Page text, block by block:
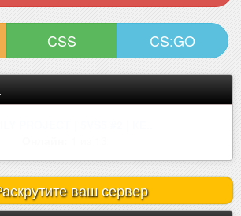
CSS CS:GO
ваш сервер